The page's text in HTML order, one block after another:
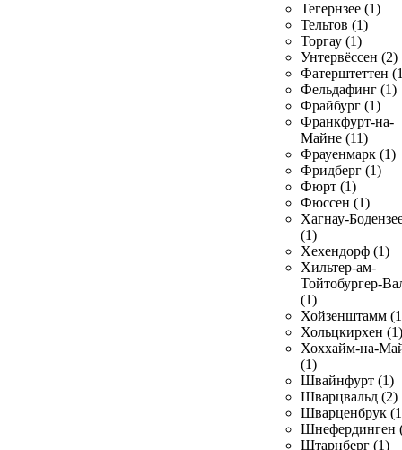
Тегернзее (1)
Тельтов (1)
Торгау (1)
Унтервёссен (2)
Фатерштеттен
Фельдафинг (1)
Фрайбург (1)
Франкфурт-на-
Майне (11)
Фрауенмарк (1)
Фридберг (1)
Фюрт (1)
Фюссен (1)
Хагнау-
(1)
Хехендорф (1)
Хильтер-ам-
Тойтобургер-
(1)
Хойзенштамм
Хольцкирхен (1)
Хоххайм-на-
(1)
Швайнфурт (1)
Шварцвальд (2)
Шварценбрук
Шнефердинген
Штарнберг (1)